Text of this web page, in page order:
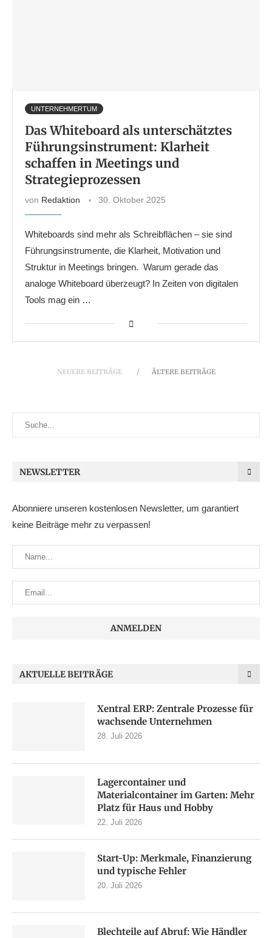
UNTERNEHMERTUM
Das Whiteboard als unterschätztes
Führungsinstrument: Klarheit
schaffen in Meetings und
Strategieprozessen
von Redaktion 30. Oktober 2025
Whiteboards sind mehr als Schreibflächen – sie sind
Führungsinstrumente, die Klarheit, Motivation und
Struktur in Meetings bringen. Warum gerade das
analoge Whiteboard überzeugt? In Zeiten von digitalen
Tools mag ein …
NEUERE BEITRÄGE ÄLTERE BEITRÄGE
NEWSLETTER
Abonniere unseren kostenlosen Newsletter, um garantiert
keine Beiträge mehr zu verpassen!
AKTUELLE BEITRÄGE
Xentral ERP: Zentrale Prozesse für
wachsende Unternehmen
28. Juli 2026
Lagercontainer und
Materialcontainer im Garten: Mehr
Platz für Haus und Hobby
22. Juli 2026
Start-Up: Merkmale, Finanzierung
und typische Fehler
20. Juli 2026
Blechteile auf Abruf: Wie Händler